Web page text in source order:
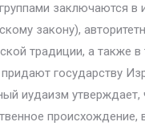
заключаются в
закону),
традиции, а также в
государству
иудаизм утверждает,
происхождение,